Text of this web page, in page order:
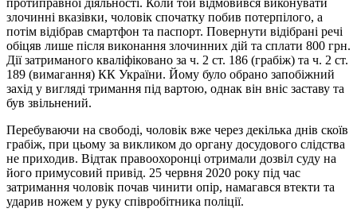
злочинні вказівки, чоловік спочатку побив потерпілого, а
потім відібрав смартфон та паспорт. Повернути відібрані речі
обіцяв лише після виконання злочинних дій та сплати 800 грн.
Дії затриманого кваліфіковано за ч. 2 ст. 186 (грабіж) та ч. 2 ст.
189 (вимагання) КК України. Йому було обрано запобіжний
захід у вигляді тримання під вартою, однак він вніс заставу та
був звільнений.
Перебуваючи на свободі, чоловік вже через декілька днів скоїв
грабіж, при цьому за викликом до органу досудового слідства
не приходив. Відтак правоохоронці отримали дозвіл суду на
його примусовий привід. 25 червня 2020 року під час
затримання чоловік почав чинити опір, намагався втекти та
ударив ножем у руку співробітника поліції.